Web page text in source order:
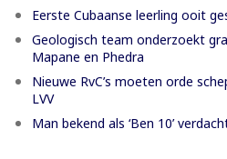
Eerste Cubaanse leerling ooit
Geologisch team onderzoekt
Mapane en Phedra
Nieuwe RvC’s moeten orde
LVV
Man bekend als ‘Ben 10’